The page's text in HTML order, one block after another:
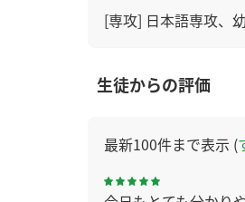
[専攻] 日本語専攻、
生徒からの評価
最新100件まで表示 (